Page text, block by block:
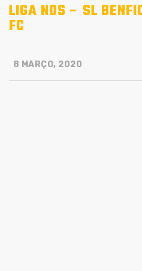
LIGA NOS – SL
FC
8 MARÇO, 2020